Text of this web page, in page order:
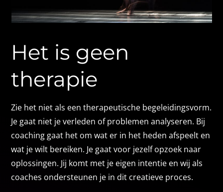
Het is geen
therapie
Zie het niet als een therapeutische begeleidingsvorm.
Je gaat niet je verleden of problemen analyseren. Bij
coaching gaat het om wat er in het heden afspeelt en
wat je wilt bereiken. Je gaat voor jezelf opzoek naar
oplossingen. Jij komt met je eigen intentie en wij als
coaches ondersteunen je in dit creatieve proces.